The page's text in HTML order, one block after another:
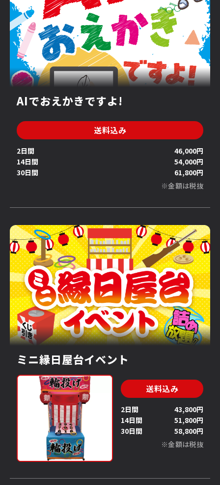
AIでおえかきですよ!
送料込み
2日間
46,000円
14日間
54,000円
30日間
61,800円
※金額は税抜
ミニ縁日屋台イベント
送料込み
2日間
43,800円
14日間
51,800円
30日間
58,800円
※金額は税抜